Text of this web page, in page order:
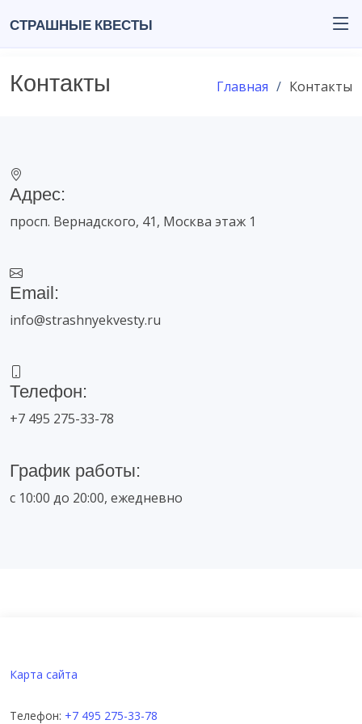
Страшные квесты
Контакты Главная Контакты
Адрес:
просп. Вернадского, 41, Москва этаж 1
Email:
info@strashnyekvesty.ru
Телефон:
+7 495 275-33-78
График работы:
с 10:00 до 20:00, ежедневно
Карта сайта
Телефон: +7 495 275-33-78